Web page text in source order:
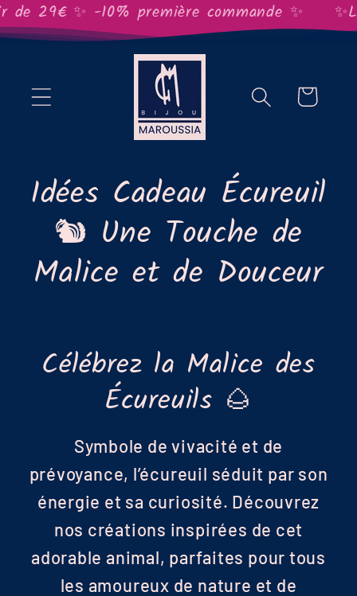
et
passer
au
✨ -10% première commande ✨
Panier
C
l
e
i
o
n
Idées Cadeau Écureuil
🐿️ Une Touche de
Malice et de Douceur
Célébrez la Malice des
Écureuils 🌰
Symbole de vivacité et de
prévoyance, l’écureuil séduit par son
énergie et sa curiosité. Découvrez
nos créations inspirées de cet
adorable animal, parfaites pour tous
les amoureux de nature et de